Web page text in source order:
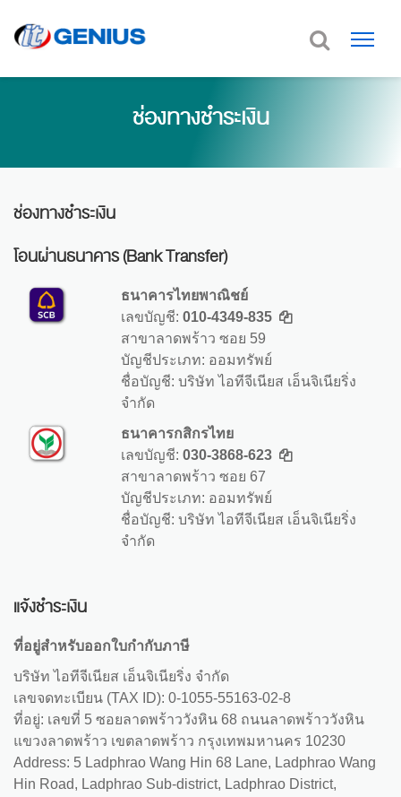
ช่องทางชำระเงิน
ช่องทางชำระเงิน
โอนผ่านธนาคาร (Bank Transfer)
ธนาคารไทยพาณิชย์
เลขบัญชี: 010-4349-835
สาขาลาดพร้าว ซอย 59
บัญชีประเภท: ออมทรัพย์
ชื่อบัญชี: บริษัท ไอทีจีเนียส เอ็นจิเนียริ่ง
จำกัด
ธนาคารกสิกรไทย
เลขบัญชี: 030-3868-623
สาขาลาดพร้าว ซอย 67
บัญชีประเภท: ออมทรัพย์
ชื่อบัญชี: บริษัท ไอทีจีเนียส เอ็นจิเนียริ่ง
จำกัด
แจ้งชำระเงิน
ที่อยู่สำหรับออกใบกำกับภาษี
บริษัท ไอทีจีเนียส เอ็นจิเนียริ่ง จำกัด
เลขจดทะเบียน (TAX ID): 0-1055-55163-02-8
ที่อยู่: เลขที่ 5 ซอยลาดพร้าววังหิน 68 ถนนลาดพร้าววังหิน
แขวงลาดพร้าว เขตลาดพร้าว กรุงเทพมหานคร 10230
Address: 5 Ladphrao Wang Hin 68 Lane, Ladphrao Wang
Hin Road, Ladphrao Sub-district, Ladphrao District,